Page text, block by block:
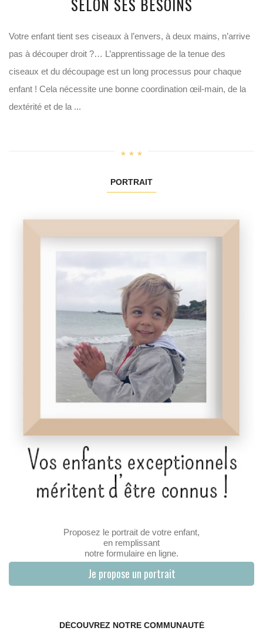
SELON SES BESOINS
Votre enfant tient ses ciseaux à l’envers, à deux mains, n’arrive
pas à découper droit ?… L’apprentissage de la tenue des
ciseaux et du découpage est un long processus pour chaque
enfant ! Cela nécessite une bonne coordination œil-main, de la
dextérité et de la ...
PORTRAIT
Proposez le portrait de votre enfant,
en remplissant
notre formulaire en ligne.
Je propose un portrait
DÉCOUVREZ NOTRE COMMUNAUTÉ